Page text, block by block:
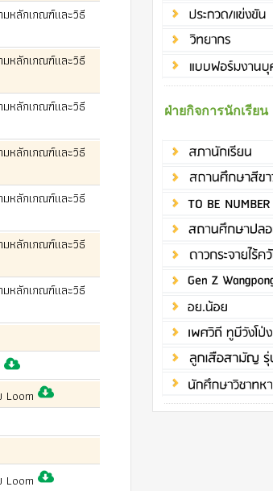
หลักเกณฑ์และวิธี
หลักเกณฑ์และวิธี
หลักเกณฑ์และวิธี
หลักเกณฑ์และวิธี
หลักเกณฑ์และวิธี
หลักเกณฑ์และวิธี
หลักเกณฑ์และวิธี
Loom
Loom
ฝ่ายกิจการนักเรียน